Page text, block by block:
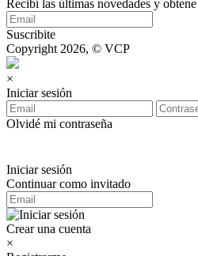
Recibí las últimas novedades y
Suscribite
Copyright 2026, © VCP
×
Iniciar sesión
Olvidé mi contraseña
Iniciar sesión
Continuar como invitado
Crear una cuenta
×